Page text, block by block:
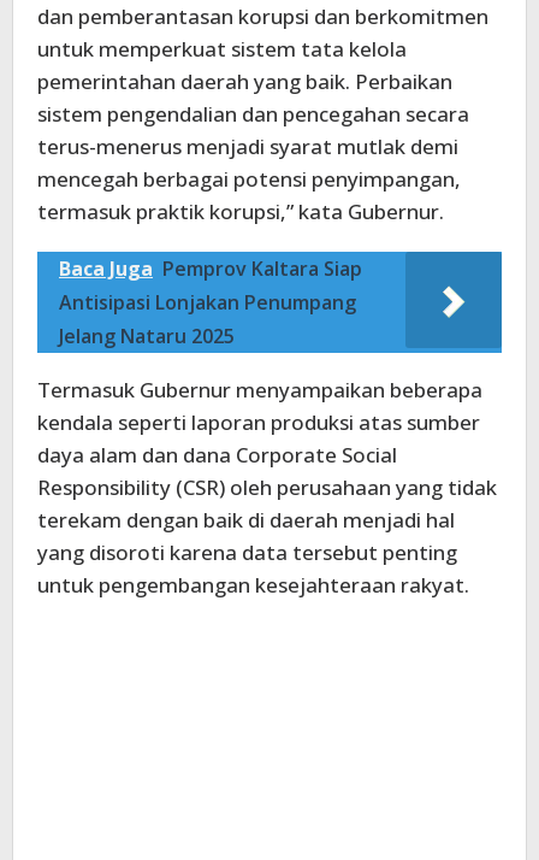
dan pemberantasan korupsi dan berkomitmen
untuk memperkuat sistem tata kelola
pemerintahan daerah yang baik. Perbaikan
sistem pengendalian dan pencegahan secara
terus-menerus menjadi syarat mutlak demi
mencegah berbagai potensi penyimpangan,
termasuk praktik korupsi,” kata Gubernur.
Baca Juga Pemprov Kaltara Siap
Antisipasi Lonjakan Penumpang
Jelang Nataru 2025
Termasuk Gubernur menyampaikan beberapa
kendala seperti laporan produksi atas sumber
daya alam dan dana Corporate Social
Responsibility (CSR) oleh perusahaan yang tidak
terekam dengan baik di daerah menjadi hal
yang disoroti karena data tersebut penting
untuk pengembangan kesejahteraan rakyat.